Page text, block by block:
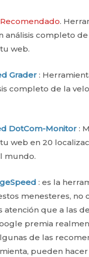
Recomendado.
análisis completo de
web.
Grader :
completo de la
DotCom-Monitor :
web en 20
mundo.
: es la
menesteres, no
atención que a las
premia
de las
pueden